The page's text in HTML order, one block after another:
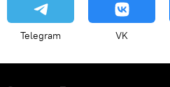
Telegram VK